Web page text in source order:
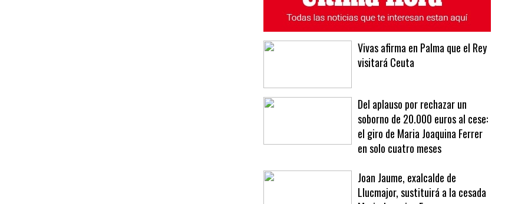
ÚLTIMAS NOTICIAS MÁS LEÍDAS
visitará Ceuta
Del aplauso por rechazar un
el giro de Maria Joaquina Ferrer
en solo cuatro meses